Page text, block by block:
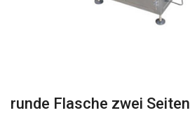
runde Flasche zwei Seiten